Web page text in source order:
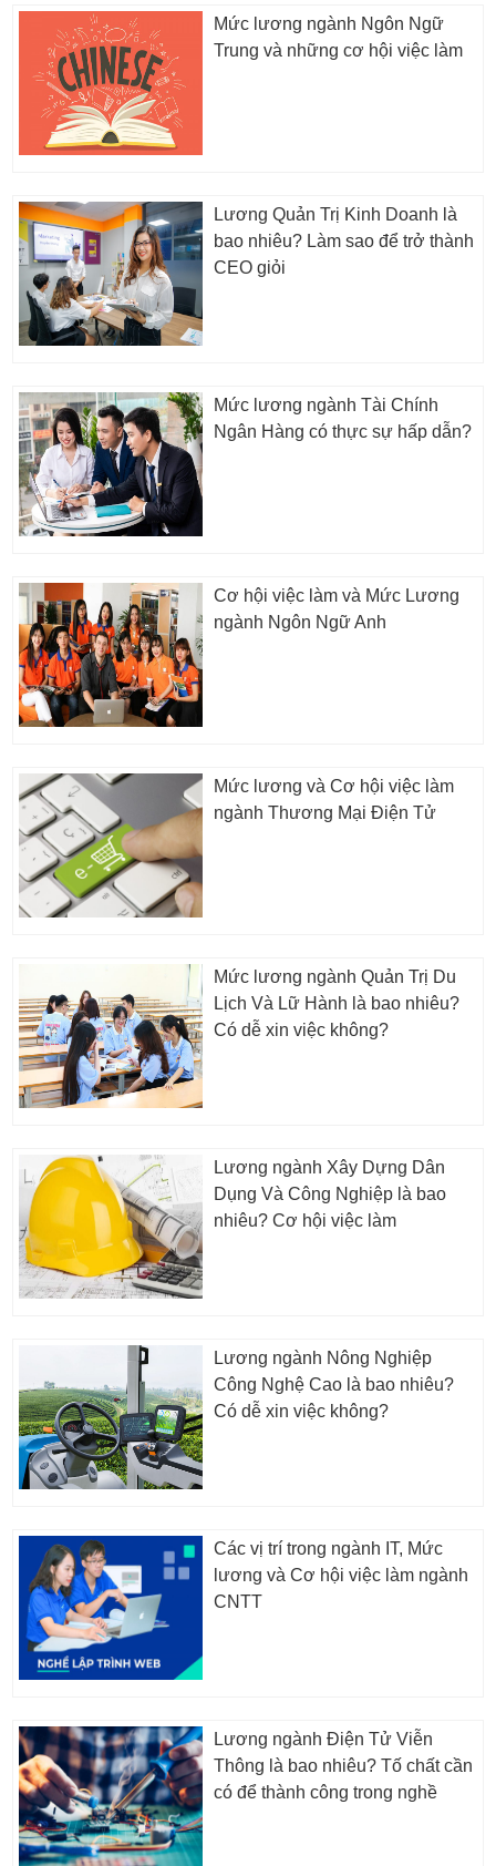
Mức lương ngành Ngôn Ngữ
Trung và những cơ hội việc làm
Lương Quản Trị Kinh Doanh là
bao nhiêu? Làm sao để trở thành
CEO giỏi
Mức lương ngành Tài Chính
Ngân Hàng có thực sự hấp dẫn?
Cơ hội việc làm và Mức Lương
ngành Ngôn Ngữ Anh
Mức lương và Cơ hội việc làm
ngành Thương Mại Điện Tử
Mức lương ngành Quản Trị Du
Lịch Và Lữ Hành là bao nhiêu?
Có dễ xin việc không?
Lương ngành Xây Dựng Dân
Dụng Và Công Nghiệp là bao
nhiêu? Cơ hội việc làm
Lương ngành Nông Nghiệp
Công Nghệ Cao là bao nhiêu?
Có dễ xin việc không?
Các vị trí trong ngành IT, Mức
lương và Cơ hội việc làm ngành
CNTT
Lương ngành Điện Tử Viễn
Thông là bao nhiêu? Tố chất cần
có để thành công trong nghề